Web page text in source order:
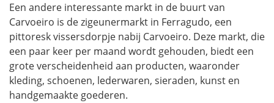
Een andere interessante markt in de buurt van
Carvoeiro is de zigeunermarkt in Ferragudo, een
pittoresk vissersdorpje nabij Carvoeiro. Deze markt, die
een paar keer per maand wordt gehouden, biedt een
grote verscheidenheid aan producten, waaronder
kleding, schoenen, lederwaren, sieraden, kunst en
handgemaakte goederen.